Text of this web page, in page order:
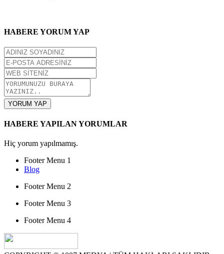
HABERE YORUM YAP
YORUM YAP
HABERE YAPILAN YORUMLAR
Hiç yorum yapılmamış.
Footer Menu 1
Blog
Footer Menu 2
Footer Menu 3
Footer Menu 4